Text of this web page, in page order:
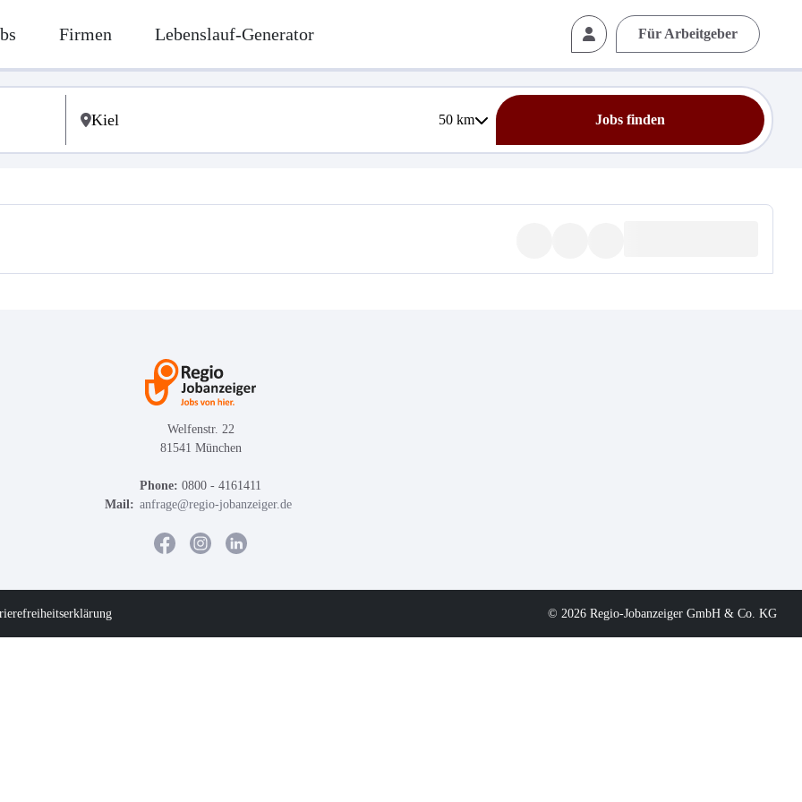
Firmen Lebenslauf-Generator Für Arbeitgeber
50km Jobs finden
Welfenstr. 22
81541 München
Phone: 0800 - 4161411
Mail: anfrage@regio-jobanzeiger.de
© 2026 Regio-Jobanzeiger GmbH & Co. KG